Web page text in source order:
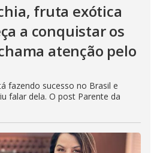
fruta exótica
a conquistar os
atenção pelo
fazendo sucesso no Brasil e
falar dela. O post Parente da